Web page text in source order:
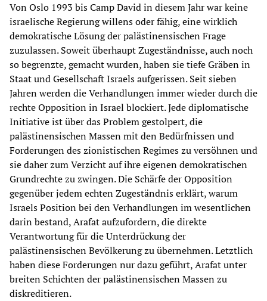
Von Oslo 1993 bis Camp David in diesem Jahr war keine
israelische Regierung willens oder fähig, eine wirklich
demokratische Lösung der palästinensischen Frage
zuzulassen. Soweit überhaupt Zugeständnisse, auch noch
so begrenzte, gemacht wurden, haben sie tiefe Gräben in
Staat und Gesellschaft Israels aufgerissen. Seit sieben
Jahren werden die Verhandlungen immer wieder durch die
rechte Opposition in Israel blockiert. Jede diplomatische
Initiative ist über das Problem gestolpert, die
palästinensischen Massen mit den Bedürfnissen und
Forderungen des zionistischen Regimes zu versöhnen und
sie daher zum Verzicht auf ihre eigenen demokratischen
Grundrechte zu zwingen. Die Schärfe der Opposition
gegenüber jedem echten Zugeständnis erklärt, warum
Israels Position bei den Verhandlungen im wesentlichen
darin bestand, Arafat aufzufordern, die direkte
Verantwortung für die Unterdrückung der
palästinensischen Bevölkerung zu übernehmen. Letztlich
haben diese Forderungen nur dazu geführt, Arafat unter
breiten Schichten der palästinensischen Massen zu
diskreditieren.